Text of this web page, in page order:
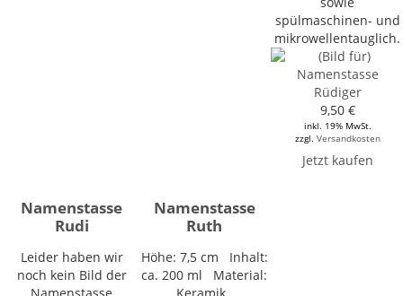
spülmaschinen- und
mikrowellentauglich.
9,50 €
inkl. 19% MwSt.
zzgl. Versandkosten
Jetzt kaufen
Namenstasse
Rudi
Leider haben wir
noch kein Bild der
Namenstasse
Ruth
Höhe: 7,5 cm Inhalt:
ca. 200 ml Material: